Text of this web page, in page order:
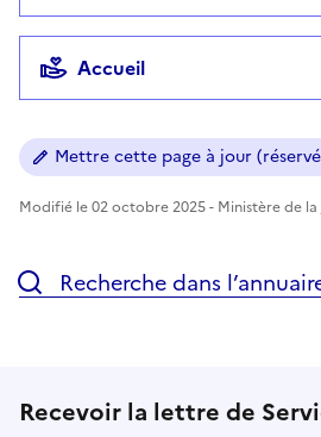
Accueil
Mettre cette page à jour
Modifié le 02 octobre 2025 - Ministère de la
Recherche dans
Recevoir la lettre de